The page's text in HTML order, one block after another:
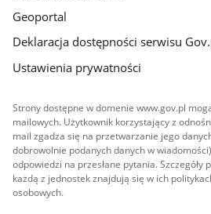
Geoportal
Deklaracja dostępności serwisu
Ustawienia prywatności
Strony dostępne w domenie www.gov.pl
mailowych. Użytkownik korzystający z
mail zgadza się na przetwarzanie jego
dobrowolnie podanych danych w
odpowiedzi na przesłane pytania.
każdą z jednostek znajdują się w ich
osobowych.